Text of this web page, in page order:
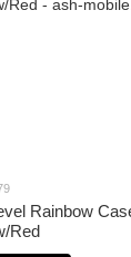
Rainbow
Red